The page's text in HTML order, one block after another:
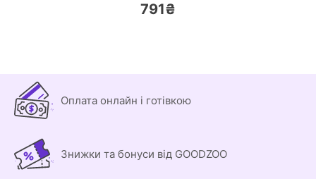
791₴
Оплата онлайн і готівкою
Знижки та бонуси від GOODZOO